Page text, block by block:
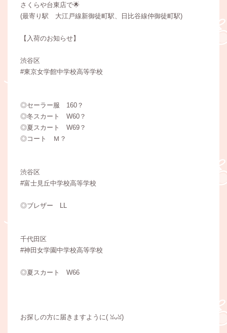
さくらや台東店で🌟
(最寄り駅 大江戸線新御徒町駅、日比谷線仲御徒町駅)
【入荷のお知らせ】
渋谷区
#東京女学館中学校高等学校
◎セーラー服 160？
◎冬スカート W60？
◎夏スカート W69？
◎コート Ｍ？
渋谷区
#富士見丘中学校高等学校
◎ブレザー LL
千代田区
#神田女学園中学校高等学校
◎夏スカート W66
お探しの方に届きますように(⁠ ⁠ꈍ⁠ᴗ⁠ꈍ⁠)